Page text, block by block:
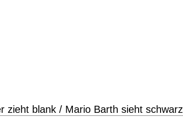
zieht blank / Mario Barth sieht schwarz